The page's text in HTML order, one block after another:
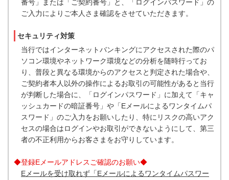
番号」または「ご契約番号」と、「ログインパスワード」の
ご入力によりご本人さま確認をさせていただきます。
セキュリティ対策
当行ではインターネットバンキングにアクセスされた際のパ
ソコン環境やネットワーク環境などの分析を随時行ってお
り、普段と異なる環境からのアクセスと判定された場合や、
ご契約者本人以外の操作によるお取引の可能性があると当行
が判断した場合に、「ログインパスワード」に加えて「キャ
ッシュカードの暗証番号」や「Eメールによるワンタイムパ
スワード」のご入力をお願いしたり、特にリスクの高いアク
セスの場合はログインやお取引ができないようにして、第三
者の不正利用からお客さまをお守りしています。
◆登録Eメールアドレスご確認のお願い◆
Eメールを受け取れず「Eメールによるワンタイムパスワー